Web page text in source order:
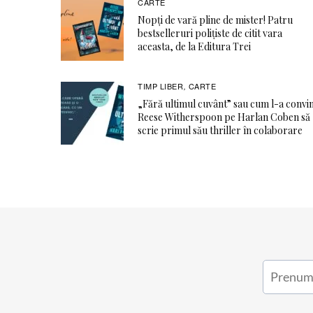
Nopți de vară pline de mister! Patru
bestselleruri polițiste de citit vara
aceasta, de la Editura Trei
TIMP LIBER, CARTE
„Fără ultimul cuvânt” sau cum l-a
Reese Witherspoon pe Harlan Coben să
scrie primul său thriller în colaborare